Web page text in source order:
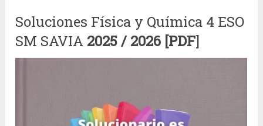
Soluciones Física y Química 4 ESO
SM SAVIA 2025 / 2026 [PDF]